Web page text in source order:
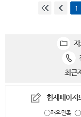
1
최근
현재페이지
매우 만족